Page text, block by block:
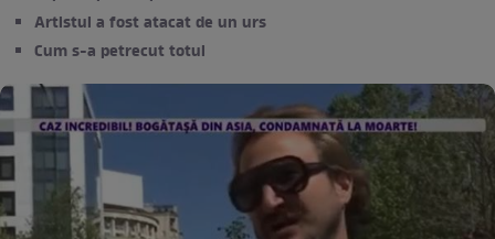
Artistul a fost atacat de un urs
Cum s-a petrecut totul